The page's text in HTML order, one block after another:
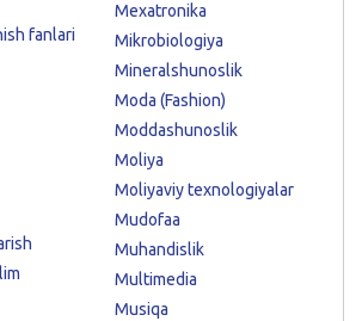
fanlari
Mexatronika
Mikrobiologiya
Mineralshunoslik
Moda (Fashion)
Moddashunoslik
Moliya
Moliyaviy texnologiyalar
Mudofaa
Muhandislik
Multimedia
Musiqa